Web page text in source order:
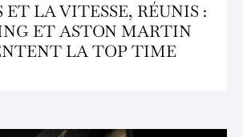
ET LA VITESSE, RÉUNIS :
ET ASTON MARTIN
LA TOP TIME